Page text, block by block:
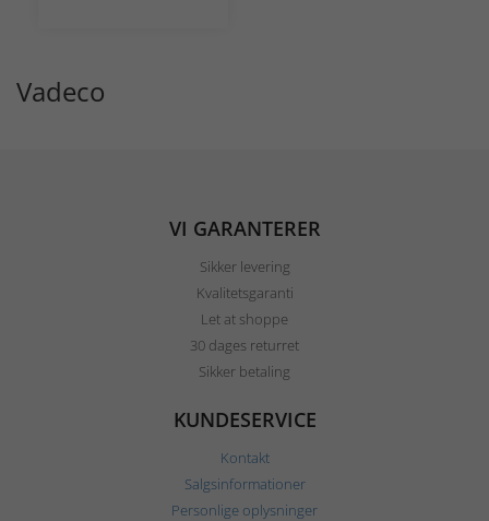
Vadeco
VI GARANTERER
Sikker levering
Kvalitetsgaranti
Let at shoppe
30 dages returret
Sikker betaling
KUNDESERVICE
Kontakt
Salgsinformationer
Personlige oplysninger